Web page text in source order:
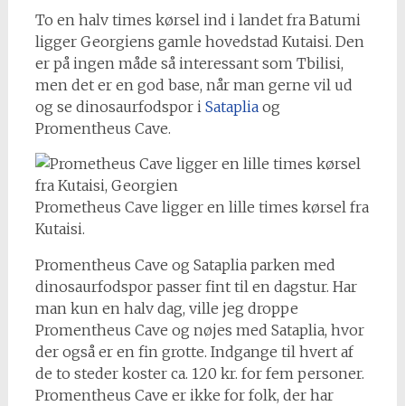
To en halv times kørsel ind i landet fra Batumi
ligger Georgiens gamle hovedstad Kutaisi. Den
er på ingen måde så interessant som Tbilisi,
men det er en god base, når man gerne vil ud
og se dinosaurfodspor i Satapliaog
Promentheus Cave.
Prometheus Cave ligger en lille times kørsel fra
Kutaisi.
Promentheus Cave og Sataplia parken med
dinosaurfodspor passer fint til en dagstur. Har
man kun en halv dag, ville jeg droppe
Promentheus Cave og nøjes med Sataplia, hvor
der også er en fin grotte. Indgange til hvert af
de to steder koster ca. 120 kr. for fem personer.
Promentheus Cave er ikke for folk, der har